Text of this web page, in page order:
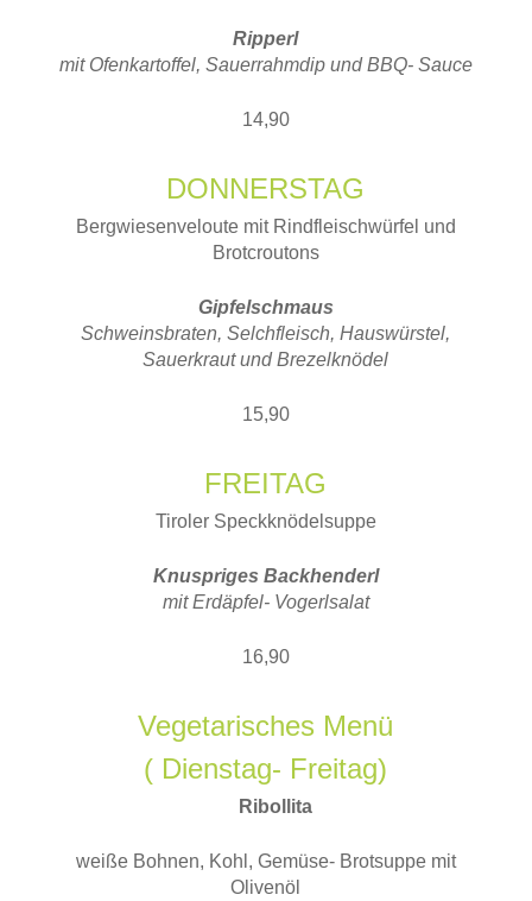
Ripperl
mit Ofenkartoffel, Sauerrahmdip und BBQ- Sauce
14,90
DONNERSTAG
Bergwiesenveloute mit Rindfleischwürfel und
Brotcroutons
Gipfelschmaus
Schweinsbraten, Selchfleisch, Hauswürstel,
Sauerkraut und Brezelknödel
15,90
FREITAG
Tiroler Speckknödelsuppe
Knuspriges Backhenderl
mit Erdäpfel- Vogerlsalat
16,90
Vegetarisches Menü
( Dienstag- Freitag)
Ribollita
weiße Bohnen, Kohl, Gemüse- Brotsuppe mit
Olivenöl